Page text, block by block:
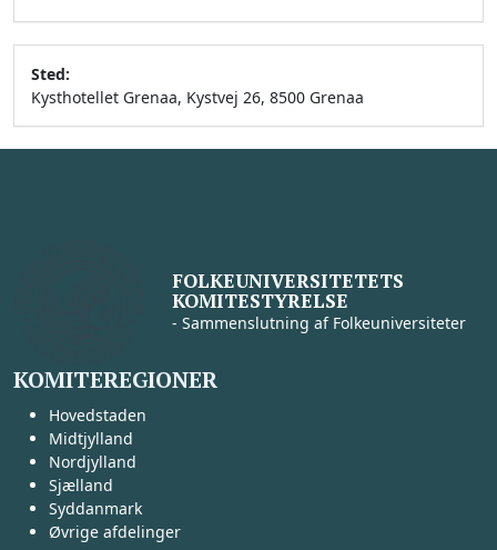
Sted:
Kysthotellet Grenaa, Kystvej 26, 8500 Grenaa
FOLKEUNIVERSITETETS
KOMITESTYRELSE
- Sammenslutning af Folkeuniversiteter
KOMITEREGIONER
Hovedstaden
Midtjylland
Nordjylland
Sjælland
Syddanmark
Øvrige afdelinger